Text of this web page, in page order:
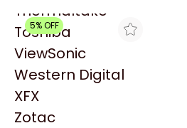
Thermaltake
Toshiba
ViewSonic
Western Digital
XFX
Zotac
5% OFF